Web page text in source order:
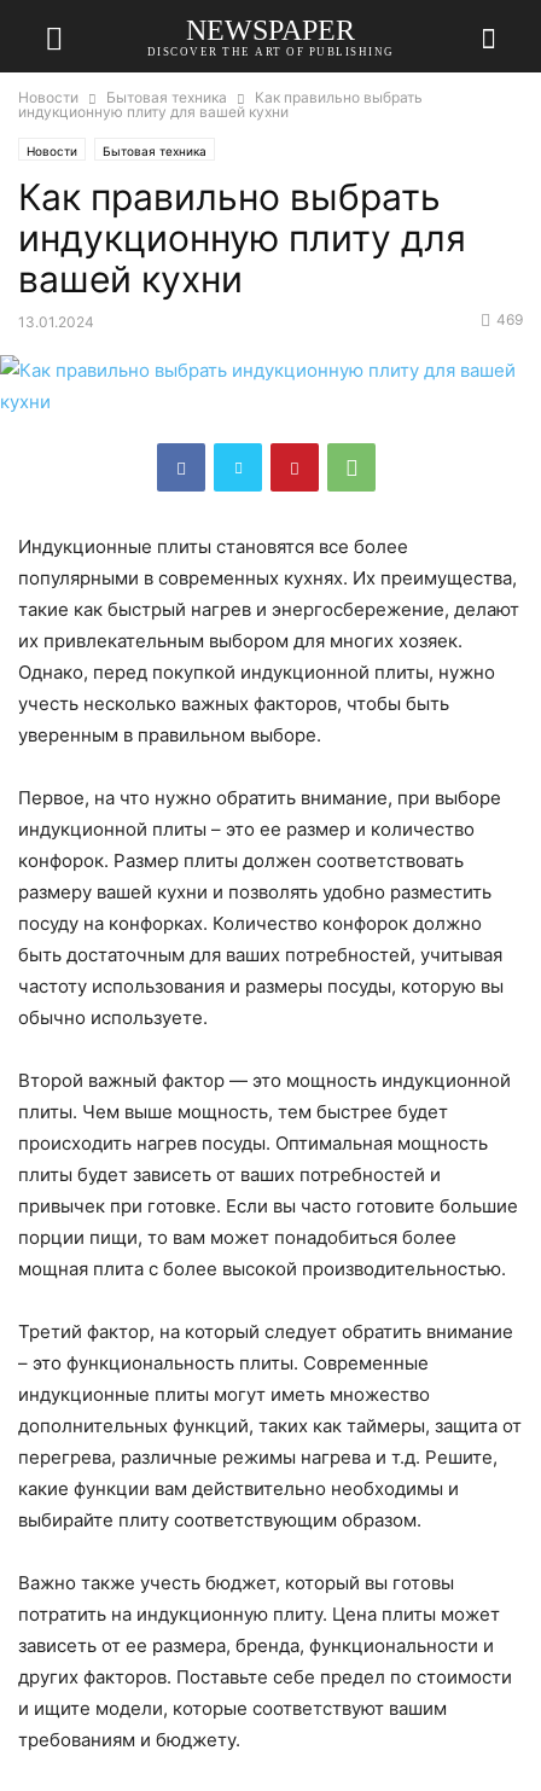
NEWSPAPER
DISCOVER THE ART OF PUBLISHING
Новости Бытовая техника
Как правильно выбрать
индукционную плиту для вашей кухни
Новости Бытовая техника
Как правильно выбрать
индукционную плиту для
вашей кухни
13.01.2024 469
Индукционные плиты становятся все более
популярными в современных кухнях. Их преимущества,
такие как быстрый нагрев и энергосбережение, делают
их привлекательным выбором для многих хозяек.
Однако, перед покупкой индукционной плиты, нужно
учесть несколько важных факторов, чтобы быть
уверенным в правильном выборе.
Первое, на что нужно обратить внимание, при выборе
индукционной плиты – это ее размер и количество
конфорок. Размер плиты должен соответствовать
размеру вашей кухни и позволять удобно разместить
посуду на конфорках. Количество конфорок должно
быть достаточным для ваших потребностей, учитывая
частоту использования и размеры посуды, которую вы
обычно используете.
Второй важный фактор — это мощность индукционной
плиты. Чем выше мощность, тем быстрее будет
происходить нагрев посуды. Оптимальная мощность
плиты будет зависеть от ваших потребностей и
привычек при готовке. Если вы часто готовите большие
порции пищи, то вам может понадобиться более
мощная плита с более высокой производительностью.
Третий фактор, на который следует обратить внимание
– это функциональность плиты. Современные
индукционные плиты могут иметь множество
дополнительных функций, таких как таймеры, защита от
перегрева, различные режимы нагрева и т.д. Решите,
какие функции вам действительно необходимы и
выбирайте плиту соответствующим образом.
Важно также учесть бюджет, который вы готовы
потратить на индукционную плиту. Цена плиты может
зависеть от ее размера, бренда, функциональности и
других факторов. Поставьте себе предел по стоимости
и ищите модели, которые соответствуют вашим
требованиям и бюджету.